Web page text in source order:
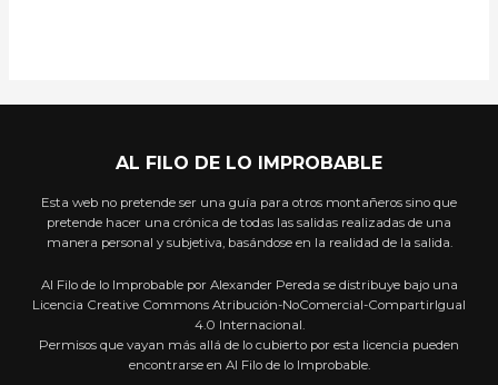
AL FILO DE LO IMPROBABLE
Esta web no pretende ser una guía para otros montañeros sino que
pretende hacer una crónica de todas las salidas realizadas de una
manera personal y subjetiva, basándose en la realidad de la salida.
Al Filo de lo Improbable por Alexander Pereda se distribuye bajo una
Licencia Creative Commons Atribución-NoComercial-CompartirIgual
4.0 Internacional.
Permisos que vayan más allá de lo cubierto por esta licencia pueden
encontrarse en Al Filo de lo Improbable.